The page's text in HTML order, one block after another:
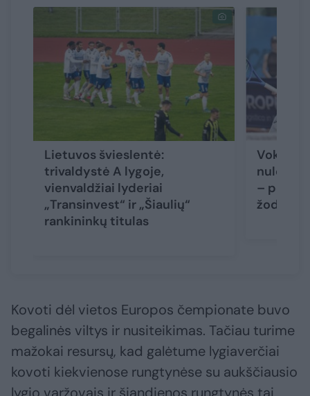
Lietuvos švieslentė:
trivaldystė A lygoje,
vienvaldžiai lyderiai
„Transinvest“ ir „Šiaulių“
rankininkų titulas
nulenkė
– po
žodžius
Kovoti dėl vietos Europos čempionate buvo
begalinės viltys ir nusiteikimas. Tačiau turime
mažokai resursų, kad galėtume lygiaverčiai
kovoti kiekvienose rungtynėse su aukščiausio